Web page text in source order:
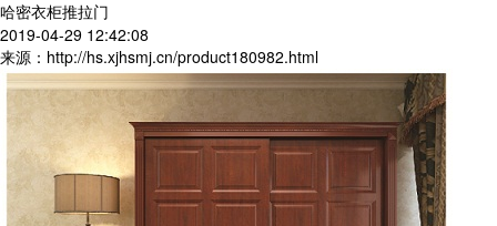
哈密衣柜推拉门
2019-04-29 12:42:08
来源：http://hs.xjhsmj.cn/product180982.html